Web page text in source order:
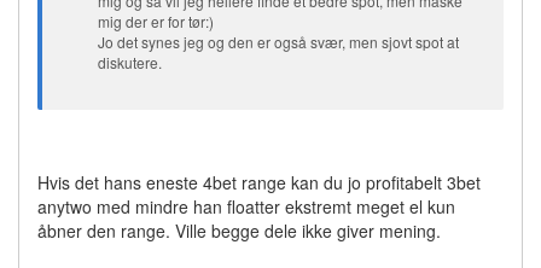
mig der er for tør:)
Jo det synes jeg og den er også svær, men sjovt spot at
diskutere.
Hvis det hans eneste 4bet range kan du jo profitabelt 3bet
anytwo med mindre han floatter ekstremt meget el kun
åbner den range. Ville begge dele ikke giver mening.